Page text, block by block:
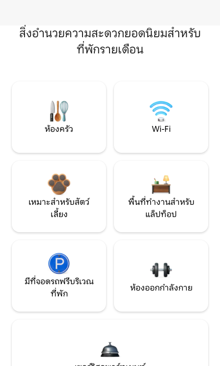
สิ่งอำนวยความสะดวกยอดนิยมสำหรับ
ที่พักรายเดือน
ห้องครัว Wi-Fi
เหมาะสำหรับสัตว์
เลี้ยง
พื้นที่ทำงานสำหรับ
แล็ปท็อป
มีที่จอดรถฟรีบริเวณ
ที่พัก
ห้องออกกำลังกาย